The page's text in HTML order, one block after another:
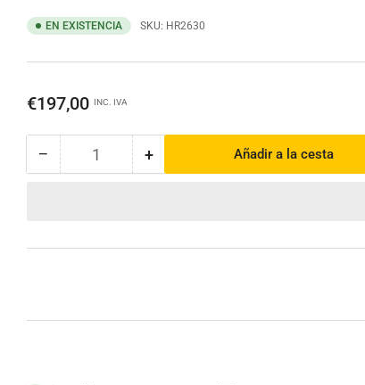
EN EXISTENCIA SKU: HR2630
Precio
€197,00 INC. IVA
− Reducir
Cantidad +Aumentar
Añadir a la cesta